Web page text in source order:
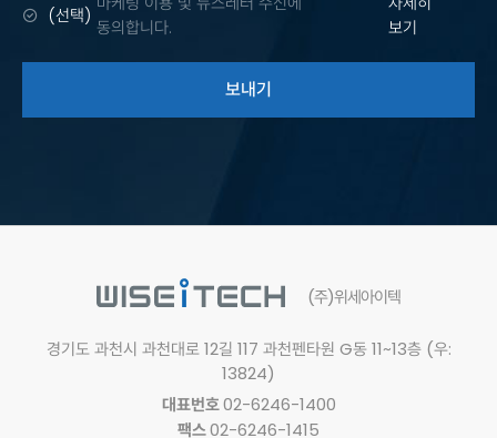
(선택)
동의합니다.
보기
보내기
(주)위세아이텍
경기도 과천시 과천대로 12길 117 과천펜타원 G동 11~13층 (우:
13824)
대표번호02-6246-1400
팩스02-6246-1415